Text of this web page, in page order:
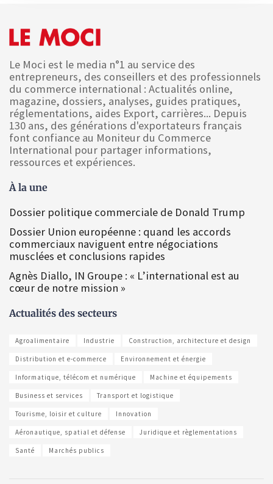
Le Moci est le media n°1 au service des
entrepreneurs, des conseillers et des professionnels
du commerce international : Actualités online,
magazine, dossiers, analyses, guides pratiques,
réglementations, aides Export, carrières... Depuis
130 ans, des générations d'exportateurs français
font confiance au Moniteur du Commerce
International pour partager informations,
ressources et expériences.
À la une
Dossier politique commerciale de Donald Trump
Dossier Union européenne : quand les accords
commerciaux naviguent entre négociations
musclées et conclusions rapides
Agnès Diallo, IN Groupe : « L’international est au
cœur de notre mission »
Actualités des secteurs
Agroalimentaire Industrie Construction, architecture et design
Distribution et e-commerce Environnement et énergie
Informatique, télécom et numérique Machine et équipements
Business et services Transport et logistique
Tourisme, loisir et culture Innovation
Aéronautique, spatial et défense Juridique et règlementations
Santé Marchés publics